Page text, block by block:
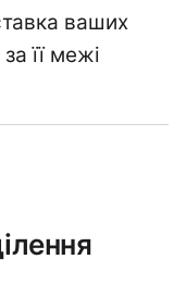
ваших
її межі